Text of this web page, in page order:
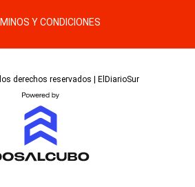
Y CONDICIONES
derechos reservados | ElDiarioSur